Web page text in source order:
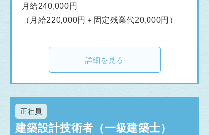
月給240,000円
（月給220,000円＋固定残業代20,000円）
詳細を見る
正社員
建築設計技術者（一級建築士）